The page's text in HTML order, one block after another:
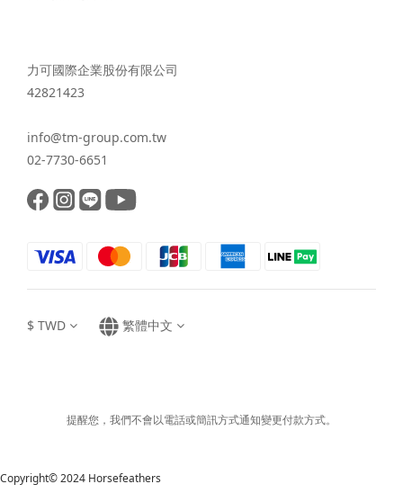
力可國際企業股份有限公司
42821423
info@tm-group.com.tw
02-7730-6651
$ TWD 繁體中文
提醒您，我們不會以電話或簡訊方式通知變更付款方式。
Copyright© 2024 Horsefeathers